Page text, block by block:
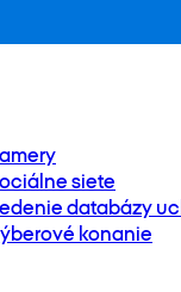
siete
databázy
konanie